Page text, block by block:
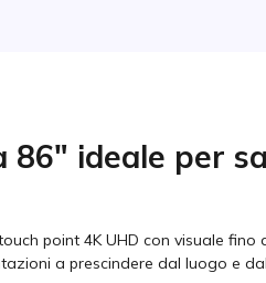
86" ideale per
point 4K UHD con visuale fino
a prescindere dal luogo e